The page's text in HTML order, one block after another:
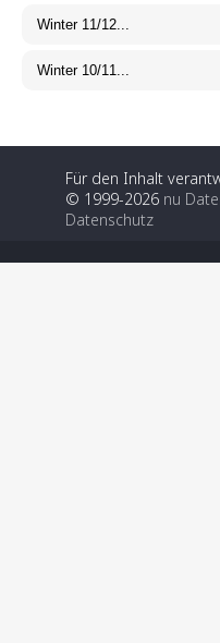
Für den Inhalt
© 1999-2026 nu
Datenschutz